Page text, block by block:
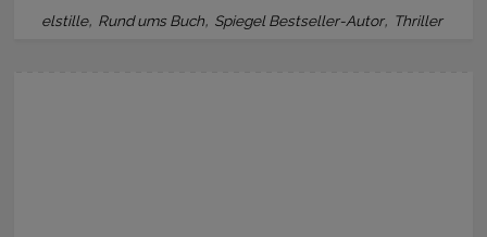
elstille, Rund ums Buch, Spiegel Bestseller-Autor, Thriller